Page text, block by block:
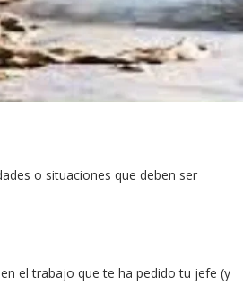
o situaciones que deben ser
el trabajo que te ha pedido tu jefe (y